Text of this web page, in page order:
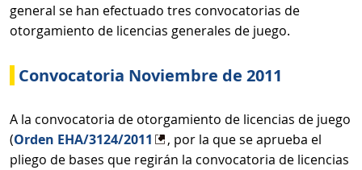
general se han efectuado tres convocatorias de
otorgamiento de licencias generales de juego.
Convocatoria Noviembre de 2011
A la convocatoria de otorgamiento de licencias de juego
(Orden EHA/3124/2011
, por la que se aprueba el
pliego de bases que regirán la convocatoria de licencias